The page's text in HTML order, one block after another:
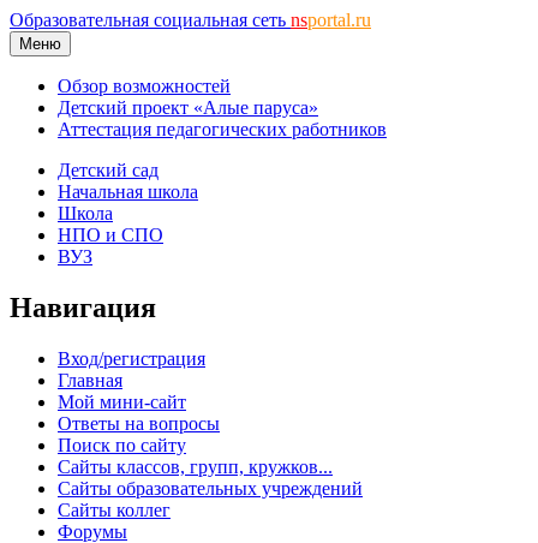
Образовательная социальная сеть nsportal.ru
Меню
Обзор возможностей
Детский проект «Алые паруса»
Аттестация педагогических работников
Детский сад
Начальная школа
Школа
НПО и СПО
ВУЗ
Навигация
Вход/регистрация
Главная
Мой мини-сайт
Ответы на вопросы
Поиск по сайту
Сайты классов, групп, кружков...
Сайты образовательных учреждений
Сайты коллег
Форумы